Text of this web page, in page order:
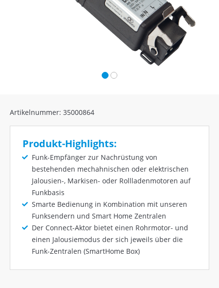
Artikelnummer: 35000864
Produkt-Highlights:
Funk-Empfänger zur Nachrüstung von
bestehenden mechahnischen oder elektrischen
Jalousien-, Markisen- oder Rollladenmotoren auf
Funkbasis
Smarte Bedienung in Kombination mit unseren
Funksendern und Smart Home Zentralen
Der Connect-Aktor bietet einen Rohrmotor- und
einen Jalousiemodus der sich jeweils über die
Funk-Zentralen (SmartHome Box)